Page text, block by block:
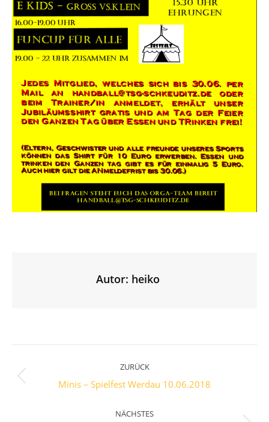
Autor: heiko
ZURÜCK
Vorheriger
Minis – Spielfest Werdau 10.06.2018
NÄCHSTES